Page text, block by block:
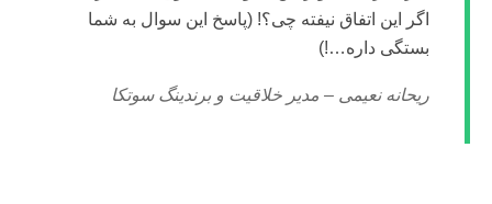
اگر این اتفاق نیفته چی؟! (پاسخ این سوال به شما
بستگی داره…!)
ریحانه نعیمی – مدیر خلاقیت و برندینگ سوتکا